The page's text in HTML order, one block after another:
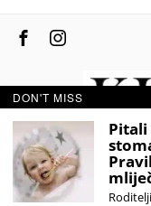
©
Sva prava
DON'T MISS
Pitali
Roditelji